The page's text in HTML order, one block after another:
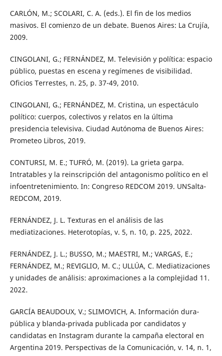
CARLÓN, M.; SCOLARI, C. A. (eds.). El fin de los medios
masivos. El comienzo de un debate. Buenos Aires: La Crujía,
2009.
CINGOLANI, G.; FERNÁNDEZ, M. Televisión y política: espacio
público, puestas en escena y regímenes de visibilidad.
Oficios Terrestes, n. 25, p. 37-49, 2010.
CINGOLANI, G.; FERNÁNDEZ, M. Cristina, un espectáculo
político: cuerpos, colectivos y relatos en la última
presidencia televisiva. Ciudad Autónoma de Buenos Aires:
Prometeo Libros, 2019.
CONTURSI, M. E.; TUFRÓ, M. (2019). La grieta garpa.
Intratables y la reinscripción del antagonismo político en el
infoentretenimiento. In: Congreso REDCOM 2019. UNSalta-
REDCOM, 2019.
FERNÁNDEZ, J. L. Texturas en el análisis de las
mediatizaciones. Heterotopías, v. 5, n. 10, p. 225, 2022.
FERNÁNDEZ, J. L.; BUSSO, M.; MAESTRI, M.; VARGAS, E.;
FERNÁNDEZ, M.; REVIGLIO, M. C.; ULLÚA, C. Mediatizaciones
y unidades de análisis: aproximaciones a la complejidad 11.
2022.
GARCÍA BEAUDOUX, V.; SLIMOVICH, A. Información dura-
pública y blanda-privada publicada por candidatos y
candidatas en Instagram durante la campaña electoral en
Argentina 2019. Perspectivas de la Comunicación, v. 14, n. 1,